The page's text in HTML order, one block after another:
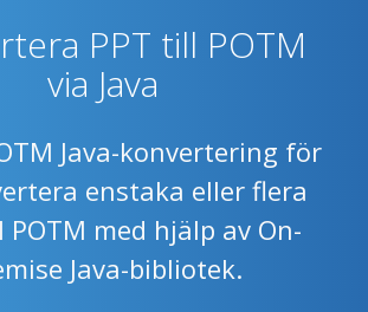
PPT till POTM
via Java
Java-konvertering för
enstaka eller flera
med hjälp av On-
Java-bibliotek.